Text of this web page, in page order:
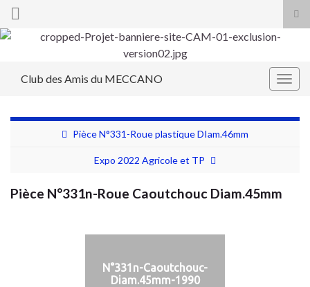
Search for:
Club des Amis du MECCANO
Pièce N°331-Roue plastique DIam.46mm
Expo 2022 Agricole et TP
Pièce N°331n-Roue Caoutchouc Diam.45mm
N°331n-Caoutchouc-
Diam.45mm-1990